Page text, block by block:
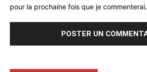
pour la prochaine fois que je commenterai.